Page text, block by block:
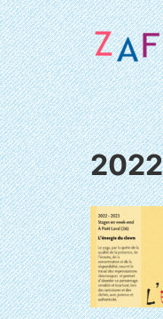
Aller
au
contenu